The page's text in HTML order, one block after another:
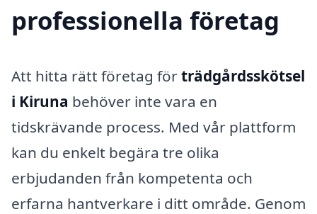
professionella företag
Att hitta rätt företag förträdgårdsskötsel
i Kiruna behöver inte vara en
tidskrävande process. Med vår plattform
kan du enkelt begära tre olika
erbjudanden från kompetenta och
erfarna hantverkare i ditt område. Genom